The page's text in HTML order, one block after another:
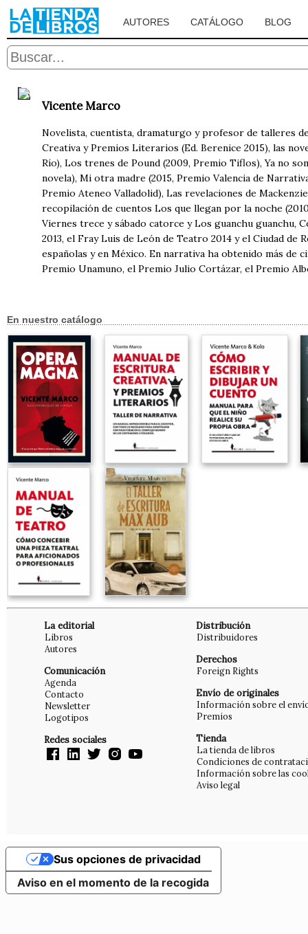
AUTORES CATÁLOGO BLOG
Vicente Marco
Novelista, cuentista, dramaturgo y profesor de talleres
Creativa y Premios Literarios (Ed. Berenice 2015), las
Río), Los trenes de Pound (2009, Premio Tiflos), Ya no
novela), Mi otra madre (2015, Premio Valencia de
Premio Ateneo Valladolid), Las revelaciones de
recopilación de cuentos Los que llegan por la noche
Viernes trece y sábado catorce y Los guanchu guanchu,
2013, el Fray Luis de León de Teatro 2014 y el Ciudad de
españolas y en México. En narrativa ha obtenido más de
Premio Unamuno, el Premio Julio Cortázar, el Premio
En nuestro catálogo
La editorial
Libros
Autores
Comunicación
Agenda
Contacto
Newsletter
Logotipos
Redes sociales
Distribución
Distribuidores
Derechos
Foreign Rights
Envío de originales
Información sobre el
Premios
Tienda
La tienda de libros
Condiciones de
Información sobre las
Aviso legal
Aviso en el momento de la recogida
Sus opciones de privacidad